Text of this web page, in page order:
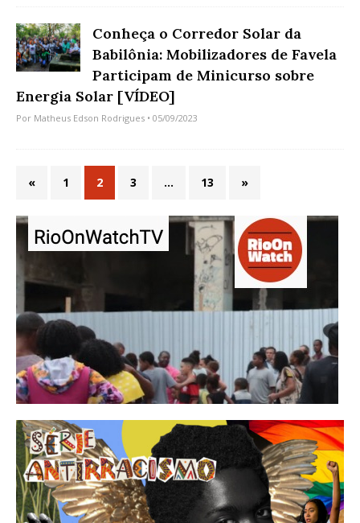
Conheça o Corredor Solar da
Babilônia: Mobilizadores de Favela
Participam de Minicurso sobre
Energia Solar [VÍDEO]
Por Matheus Edson Rodrigues • 05/09/2023
« 1 2 3 … 13 »